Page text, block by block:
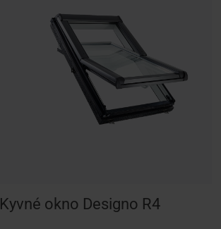
Kyvné okno Designo R4